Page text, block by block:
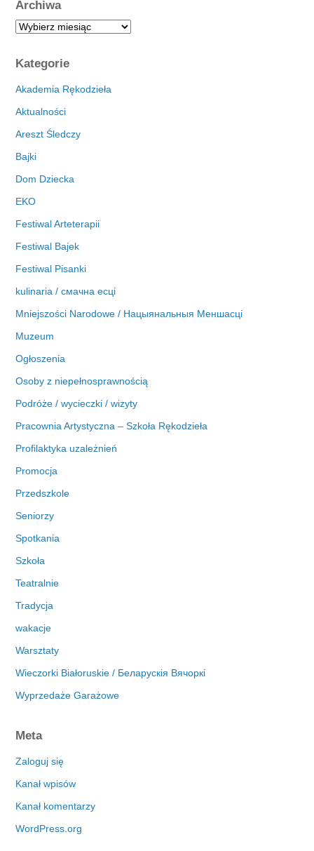
Archiwa
A
c
h
i
a
Kategorie
Akademia Rękodzieła
Aktualności
Areszt Śledczy
Bajki
Dom Dziecka
EKO
Festiwal Arteterapii
Festiwal Bajek
Festiwal Pisanki
kulinaria / смачна есці
Mniejszości Narodowe / Нацыянальныя Меншасці
Muzeum
Ogłoszenia
Osoby z niepełnosprawnością
Podróże / wycieczki / wizyty
Pracownia Artystyczna – Szkoła Rękodzieła
Profilaktyka uzależnień
Promocja
Przedszkole
Seniorzy
Spotkania
Szkoła
Teatralnie
Tradycja
wakacje
Warsztaty
Wieczorki Białoruskie / Беларускія Вячоркі
Wyprzedaże Garażowe
Meta
Zaloguj się
Kanał wpisów
Kanał komentarzy
WordPress.org